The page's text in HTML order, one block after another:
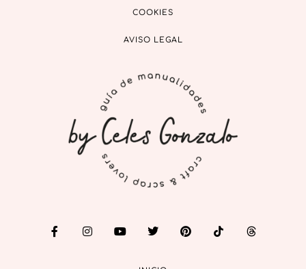
COOKIES
AVISO LEGAL